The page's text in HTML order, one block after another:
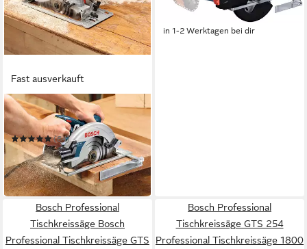
Fast ausverkauft
BOSCH PROFESSIONAL
Handkreissäge GKS 190
(84)
159,00 € UVP248,71 €
-36%
am nächsten Werktag bei dir
in 1-2 Werktagen bei dir
Bosch Professional
Tischkreissäge Bosch
Professional Tischkreissäge GTS
Bosch Professional
Tischkreissäge GTS 254
Professional Tischkreissäge 1800